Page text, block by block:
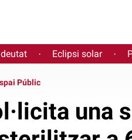
· Eclipsi solar ·
Públic
una